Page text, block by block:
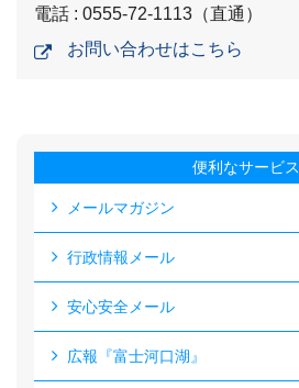
電話 : 0555-72-1113（直通）
お問い合わせはこちら
便利なサービス
メールマガジン
行政情報メール
安心安全メール
広報『富士河口湖』